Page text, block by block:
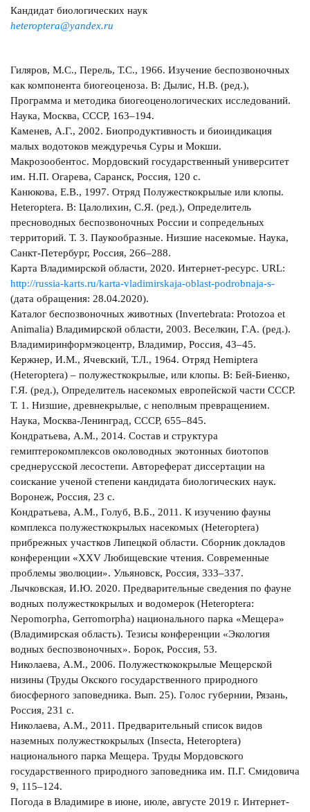
Кандидат биологических наук
heteroptera@yandex.ru
Гиляров, М.С., Перель, Т.С., 1966. Изучение беспозвоночных
как компонента биогеоценоза. В: Дылис, Н.В. (ред.),
Программа и методика биогеоценологических исследований.
Наука, Москва, СССР, 163–194.
Каменев, А.Г., 2002. Биопродуктивность и биоиндикация
малых водотоков междуречья Суры и Мокши.
Макрозообентос. Мордовский государственный университет
им. Н.П. Огарева, Саранск, Россия, 120 с.
Канюкова, Е.В., 1997. Отряд Полужесткокрылые или клопы.
Heteroptera. В: Цалолихин, С.Я. (ред.), Определитель
пресноводных беспозвоночных России и сопредельных
территорий. Т. 3. Паукообразные. Низшие насекомые. Наука,
Санкт-Петербург, Россия, 266–288.
Карта Владимирской области, 2020. Интернет-ресурс. URL:
http://russia-karts.ru/karta-vladimirskaja-oblast-podrobnaja-s-
(дата обращения: 28.04.2020).
Каталог беспозвоночных животных (Invertebrata: Protozoa et
Animalia) Владимирской области, 2003. Веселкин, Г.А. (ред.).
Владимиринформэкоцентр, Владимир, Россия, 43–45.
Кержнер, И.М., Ячевский, Т.Л., 1964. Отряд Hemiptera
(Heteroptera) – полужесткокрылые, или клопы. В: Бей-Биенко,
Г.Я. (ред.), Определитель насекомых европейской части СССР.
Т. 1. Низшие, древнекрылые, с неполным превращением.
Наука, Москва-Ленинград, СССР, 655–845.
Кондратьева, А.М., 2014. Состав и структура
гемиптерокомплексов околоводных экотонных биотопов
среднерусской лесостепи. Автореферат диссертации на
соискание ученой степени кандидата биологических наук.
Воронеж, Россия, 23 с.
Кондратьева, А.М., Голуб, В.Б., 2011. К изучению фауны
комплекса полужесткокрылых насекомых (Heteroptera)
прибрежных участков Липецкой области. Сборник докладов
конференции «XXV Любищевские чтения. Современные
проблемы эволюции». Ульяновск, Россия, 333–337.
Лычковская, И.Ю. 2020. Предварительные сведения по фауне
водных полужесткокрылых и водомерок (Heteroptera:
Nepomorpha, Gerromorpha) национального парка «Мещера»
(Владимирская область). Тезисы конференции «Экология
водных беспозвоночных». Борок, Россия, 53.
Николаева, А.М., 2006. Полужесткококрылые Мещерской
низины (Труды Окского государственного природного
биосферного заповедника. Вып. 25). Голос губернии, Рязань,
Россия, 231 с.
Николаева, А.М., 2011. Предварительный список видов
наземных полужесткокрылых (Insecta, Heteroptera)
национального парка Мещера. Труды Мордовского
государственного природного заповедника им. П.Г. Смидовича
9, 115–124.
Погода в Владимире в июне, июле, августе 2019 г. Интернет-